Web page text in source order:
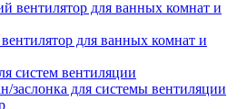
для ванных комнат и
систем вентиляции
заслонка для системы вентиляции